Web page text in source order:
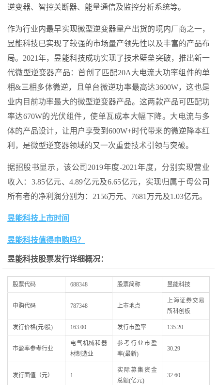
逆变器、智控关断器、能量通信及监控分析系统等。
作为行业内最早实现微型逆变器量产出货的境内厂商之一，
昱能科技已实现了较强的市场量产领先性以及丰富的产品布
局。2021年，昱能科技成功实现了技术壁垒突破，推出新一
代微型逆变器产品：首创了匹配20A大电流大功率组件的单
相&三相多体微逆，且单台微逆功率最高达3600W，这也是
业内目前功率最大的微型逆变器产品。这两款产品可匹配功
率达670W的光伏组件，使单瓦成本大幅下降。大电流与多
体的产品设计，让用户享受到600W+时代带来的微逆降本红
利，是微型逆变器领域的又一次重要技术引领与突破。
据招股书显示，该公司2019年度-2021年度，分别实现营业
收入：3.85亿元、4.89亿元及6.65亿元，实现归属于母公司
所有者的净利润分别为：2156万元、7681万元及1.03亿元。
昱能科技上市时间
昱能科技值得申购吗？
昱能科技股票发行详细概况：
股票代码 688348 股票简称 昱能科技
申购代码 787348 上市地点
上海证券交易
所科创板
发行价格(元/股) 163.00 发行市盈率 135.20
市盈率参考行业
电气机械和器
材制造业
参考行业市盈
率(最新)
30.29
发行面值（元） 1
实际募集资金
总额(亿元)
32.60